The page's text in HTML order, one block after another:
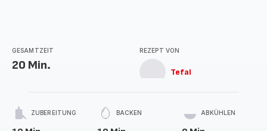
GESAMTZEIT
20 Min.
REZEPT VON
Tefal
ZUBEREITUNG BACKEN ABKÜHLEN